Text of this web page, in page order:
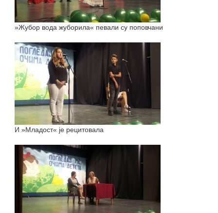
»Жубор вода жуборила« певали су поповчани
И »Младост« је рецитовала